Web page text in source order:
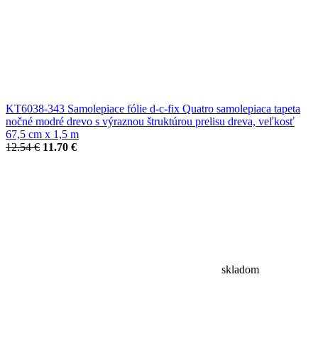
KT6038-343 Samolepiace fólie d-c-fix Quatro samolepiaca tapeta
nočné modré drevo s výraznou štruktúrou prelisu dreva, veľkosť
67,5 cm x 1,5 m
12.54 € 11.70 €
skladom